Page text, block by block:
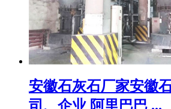
安徽石灰石厂家安徽
司、企业 阿里巴巴 ...